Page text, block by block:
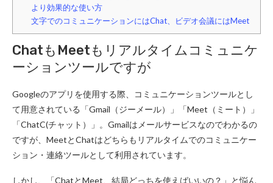
より効果的な使い方
文字でのコミュニケーションにはChat、ビデオ会議にはMeet
ChatもMeetもリアルタイムコミュニケ
ーションツールですが
Googleのアプリを使用する際、コミュニケーションツールとし
て用意されている「Gmail（ジーメール）」「Meet（ミート）」
「ChatC(チャット）」。Gmailはメールサービスなのでわかるの
ですが、MeetとChatはどちらもリアルタイムでのコミュニケー
ション・連絡ツールとして利用されています。
しかし、「ChatとMeet、結局どっちを使えばいいの？」と悩ん